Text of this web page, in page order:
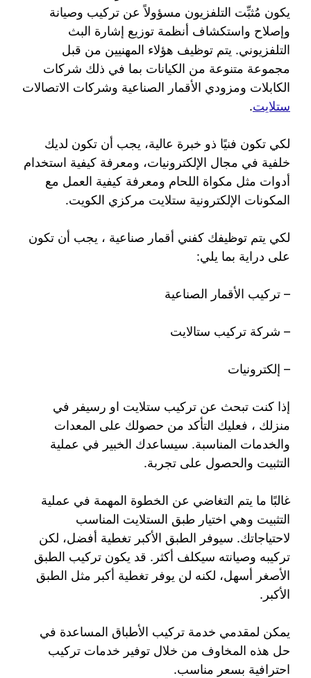
يكون مُثبِّت التلفزيون مسؤولاً عن تركيب وصيانة
وإصلاح واستكشاف أنظمة توزيع إشارة البث
التلفزيوني. يتم توظيف هؤلاء المهنيين من قبل
مجموعة متنوعة من الكيانات بما في ذلك شركات
الكابلات ومزودي الأقمار الصناعية وشركات الاتصالات
ستلايت.
لكي تكون فنيًا ذو خبرة عالية، يجب أن تكون لديك
خلفية في مجال الإلكترونيات، ومعرفة كيفية استخدام
أدوات مثل مكواة اللحام ومعرفة كيفية العمل مع
المكونات الإلكترونية ستلايت مركزي الكويت.
لكي يتم توظيفك كفني أقمار صناعية ، يجب أن تكون
على دراية بما يلي:
– تركيب الأقمار الصناعية
– شركة تركيب ستالايت
– إلكترونيات
إذا كنت تبحث عن تركيب ستلايت او رسيفر في
منزلك ، فعليك التأكد من حصولك على المعدات
والخدمات المناسبة. سيساعدك الخبير في عملية
التثبيت والحصول على تجربة.
غالبًا ما يتم التغاضي عن الخطوة المهمة في عملية
التثبيت وهي اختيار طبق الستلايت المناسب
لاحتياجاتك. سيوفر الطبق الأكبر تغطية أفضل، لكن
تركيبه وصيانته سيكلف أكثر. قد يكون تركيب الطبق
الأصغر أسهل، لكنه لن يوفر تغطية أكبر مثل الطبق
الأكبر.
يمكن لمقدمي خدمة تركيب الأطباق المساعدة في
حل هذه المخاوف من خلال توفير خدمات تركيب
احترافية بسعر مناسب.